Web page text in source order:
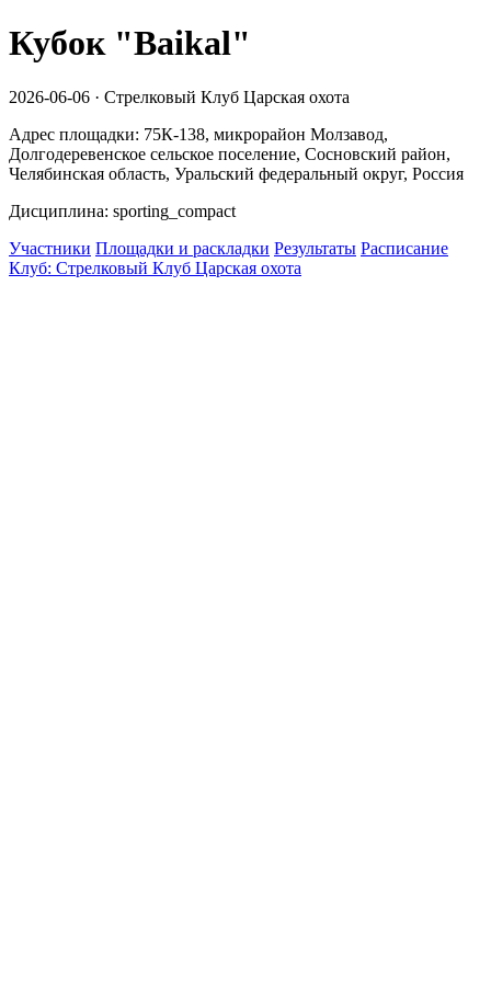
Кубок "Baikal"
2026-06-06 · Стрелковый Клуб Царская охота
Адрес площадки: 75К-138, микрорайон Молзавод,
Долгодеревенское сельское поселение, Сосновский район,
Челябинская область, Уральский федеральный округ, Россия
Дисциплина: sporting_compact
Участники Площадки и раскладки Результаты Расписание
Клуб: Стрелковый Клуб Царская охота